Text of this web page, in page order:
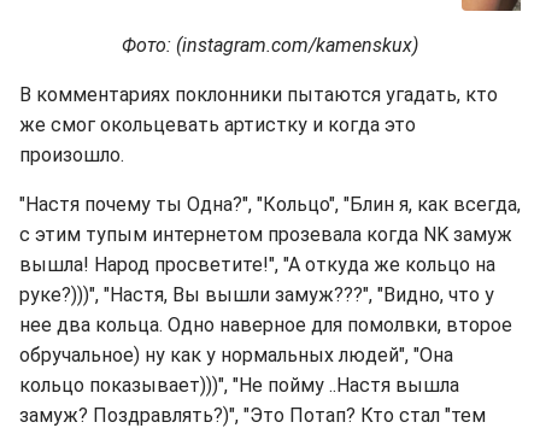
Фото: (instagram.com/kamenskux)
В комментариях поклонники пытаются угадать, кто
же смог окольцевать артистку и когда это
произошло.
"Настя почему ты Одна?", "Кольцо", "Блин я, как всегда,
с этим тупым интернетом прозевала когда NK замуж
вышла! Народ просветите!", "А откуда же кольцо на
руке?)))", "Настя, Вы вышли замуж???", "Видно, что у
нее два кольца. Одно наверное для помолвки, второе
обручальное) ну как у нормальных людей", "Она
кольцо показывает)))", "Не пойму ..Настя вышла
замуж? Поздравлять?)", "Это Потап? Кто стал "тем